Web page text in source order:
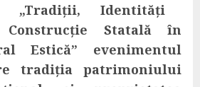
„Tradiții, Identități
Statală în
Estică” evenimentul
tradiția patrimoniului